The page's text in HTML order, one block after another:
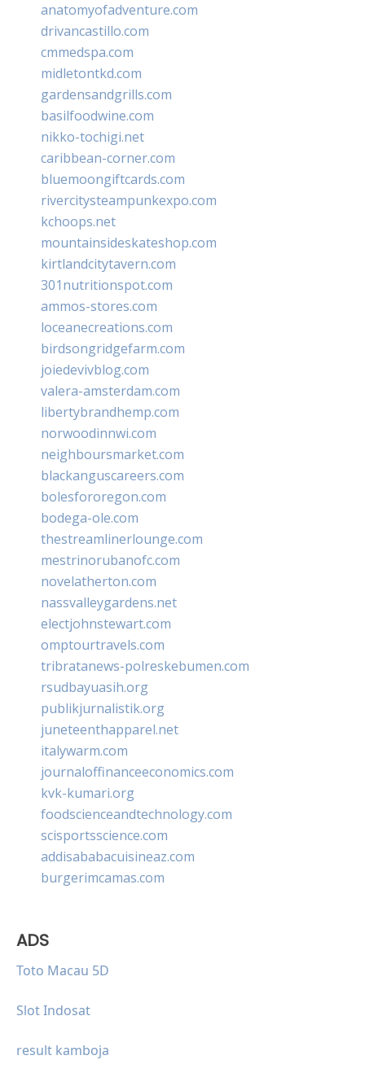
anatomyofadventure.com
drivancastillo.com
cmmedspa.com
midletontkd.com
gardensandgrills.com
basilfoodwine.com
nikko-tochigi.net
caribbean-corner.com
bluemoongiftcards.com
rivercitysteampunkexpo.com
kchoops.net
mountainsideskateshop.com
kirtlandcitytavern.com
301nutritionspot.com
ammos-stores.com
loceanecreations.com
birdsongridgefarm.com
joiedevivblog.com
valera-amsterdam.com
libertybrandhemp.com
norwoodinnwi.com
neighboursmarket.com
blackanguscareers.com
bolesfororegon.com
bodega-ole.com
thestreamlinerlounge.com
mestrinorubanofc.com
novelatherton.com
nassvalleygardens.net
electjohnstewart.com
omptourtravels.com
tribratanews-polreskebumen.com
rsudbayuasih.org
publikjurnalistik.org
juneteenthapparel.net
italywarm.com
journaloffinanceeconomics.com
kvk-kumari.org
foodscienceandtechnology.com
scisportsscience.com
addisababacuisineaz.com
burgerimcamas.com
ADS
Toto Macau 5D
Slot Indosat
result kamboja